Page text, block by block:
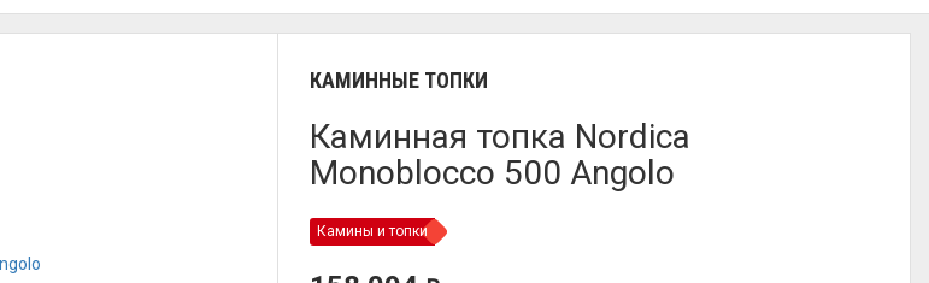
КАМИННЫЕ ТОПКИ
Каминная топка Nordica
Monoblocco 500 Angolo
Камины и топки